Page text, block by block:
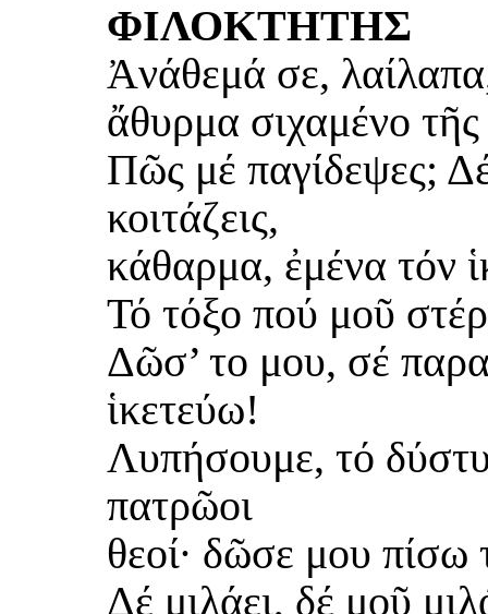
ΦΙΛΟΚΤΗΤΗΣ
Ἀνάθεμά σε,
ἄθυρμα σιχαμένο
Πῶς μέ παγίδεψες;
κοιτάζεις,
κάθαρμα, ἐμένα τόν
Τό τόξο πού μοῦ
Δῶσ’ το μου, σέ
ἱκετεύω!
Λυπήσουμε, τό
πατρῶοι
θεοί· δῶσε μου
Δέ μιλάει, δέ μοῦ